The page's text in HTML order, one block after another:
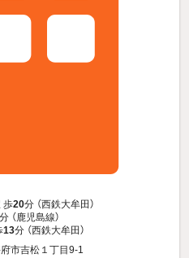
歩20分 （西鉄大牟田）
分 （鹿児島線）
13分 （西鉄大牟田）
市吉松１丁目9-1